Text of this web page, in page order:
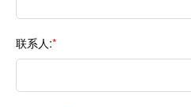
联系人:*